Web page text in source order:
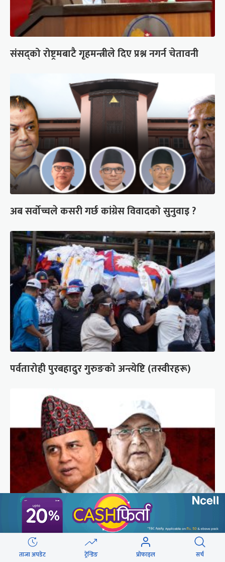
संसद्को रोष्ट्रमबाटै गृहमन्त्रीले दिए प्रश्न नगर्न चेतावनी
अब सर्वोच्चले कसरी गर्छ कांग्रेस विवादको सुनुवाइ ?
पर्वतारोही पुरबहादुर गुरुङको अन्त्येष्टि (तस्वीरहरू)
गुन्डुमा अड्किए एमाले पुनर्गठनका प्रस्तावहरू
ताजा अपडेट ट्रेन्डिङ प्रोफाइल सर्च